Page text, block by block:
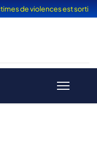
de violences est sorti